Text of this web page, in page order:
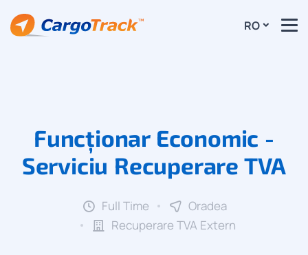
RO
Funcționar Economic -
Serviciu Recuperare TVA
Full Time
Oradea
Recuperare TVA Extern